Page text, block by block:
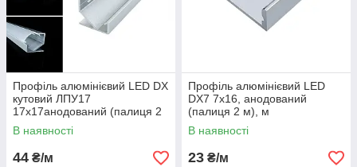
Профіль алюмінієвий LED DX
кутовий ЛПУ17
17х17анодований (палиця 2
м), м
В наявності
44 ₴/м
Профіль алюмінієвий LED
DX7 7х16, анодований
(палиця 2 м), м
В наявності
23 ₴/м